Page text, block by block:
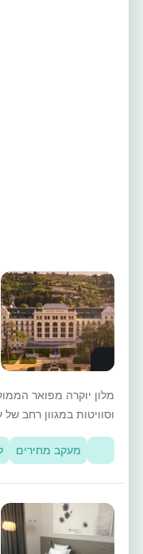
מלון יוקרה מפואר
וסוויטות במגוון רחב
מעקב מחירים